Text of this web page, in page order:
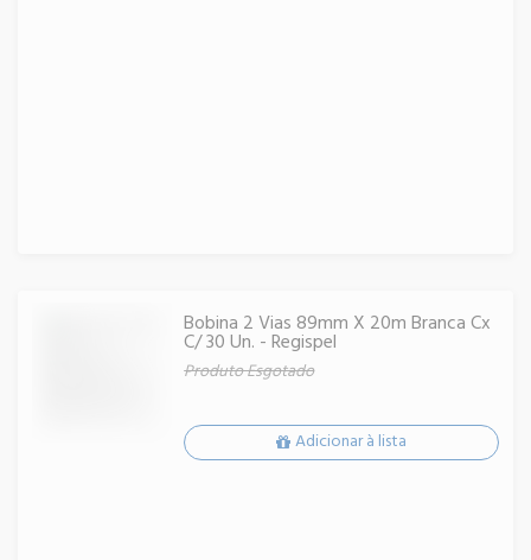
Bobina 2 Vias 89mm X 20m Branca Cx
C/ 30 Un. - Regispel
Produto Esgotado
Adicionar à lista